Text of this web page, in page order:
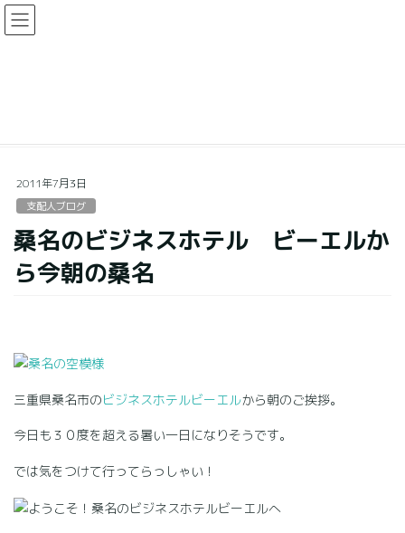
コ
ン
動
ナ
ビ
に
2011年7月3日
支配人ブログ
桑名のビジネスホテル ビーエルか
ら今朝の桑名
三重県桑名市のビジネスホテルビーエルから朝のご挨拶。
今日も３０度を超える暑い一日になりそうです。
では気をつけて行ってらっしゃい！